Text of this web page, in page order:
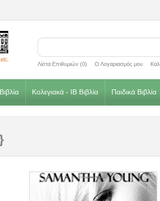
Λίστα Επιθυμιών (0) Ο Λογαριασμός μου
Κολεγιακά - IB Βιβλία Παιδικά Βιβλία